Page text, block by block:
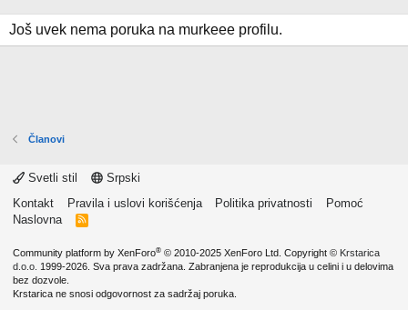
Još uvek nema poruka na murkeee profilu.
Članovi
Svetli stil
Srpski
Kontakt
Pravila i uslovi korišćenja Politika privatnosti
Pomoć
Naslovna
R
Community platform by XenForo® © 2010-2025 XenForo Ltd. Copyright © Krstarica
d.o.o. 1999-2026. Sva prava zadržana. Zabranjena je reprodukcija u celini i u delovima
bez dozvole.
Krstarica ne snosi odgovornost za sadržaj poruka.